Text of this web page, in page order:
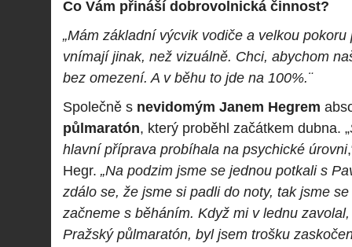
Co Vám přináší dobrovolnická činnost?
„Mám základní výcvik vodiče a velkou
vnímají jinak, než vizuálně. Chci, abychom
bez omezení. A v běhu to jde na 100%.¨
Společně s nevidomým Janem Hegrem
půlmaratón, který proběhl začátkem dubna. „
hlavní příprava probíhala na psychické úrovni
Hegr. „Na podzim jsme se jednou potkali s
zdálo se, že jsme si padli do noty, tak jsme
začneme s běháním. Když mi v lednu
Pražský půlmaratón, byl jsem trošku